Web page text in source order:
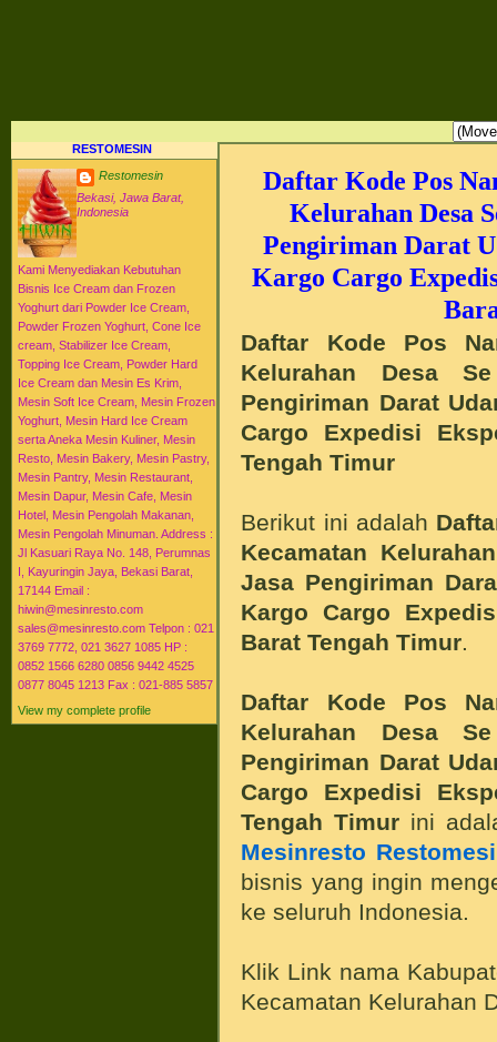
RESTOMESIN
Restomesin
Bekasi, Jawa Barat,
Indonesia
Kami Menyediakan Kebutuhan
Bisnis Ice Cream dan Frozen
Yoghurt dari Powder Ice Cream,
Powder Frozen Yoghurt, Cone Ice
cream, Stabilizer Ice Cream,
Topping Ice Cream, Powder Hard
Ice Cream dan Mesin Es Krim,
Mesin Soft Ice Cream, Mesin Frozen
Yoghurt, Mesin Hard Ice Cream
serta Aneka Mesin Kuliner, Mesin
Resto, Mesin Bakery, Mesin Pastry,
Mesin Pantry, Mesin Restaurant,
Mesin Dapur, Mesin Cafe, Mesin
Hotel, Mesin Pengolah Makanan,
Mesin Pengolah Minuman. Address :
Jl Kasuari Raya No. 148, Perumnas
I, Kayuringin Jaya, Bekasi Barat,
17144 Email :
hiwin@mesinresto.com
sales@mesinresto.com Telpon : 021
3769 7772, 021 3627 1085 HP :
0852 1566 6280 0856 9442 4525
0877 8045 1213 Fax : 021-885 5857
View my complete profile
Daftar Kode Pos
Kelurahan Desa
Pengiriman Darat
Kargo Cargo
Daftar Kode Pos
Kelurahan Desa
Pengiriman Darat
Cargo Expedisi
Tengah Timur
Berikut ini adalah
Kecamatan
Jasa Pengiriman
Kargo Cargo
Barat Tengah Timur
Daftar Kode Pos
Kelurahan Desa
Pengiriman Darat
Cargo Expedisi
Tengah Timur ini
Mesinresto
bisnis yang ingin
ke seluruh Indonesia.
Klik Link nama
Kecamatan Kelurahan